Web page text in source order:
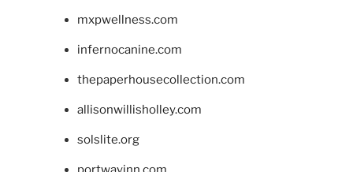
mxpwellness.com
infernocanine.com
thepaperhousecollection.com
allisonwillisholley.com
solslite.org